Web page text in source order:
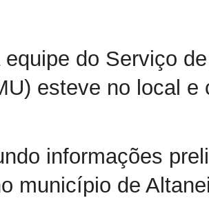
equipe do Serviço
esteve no local e
informações
município de